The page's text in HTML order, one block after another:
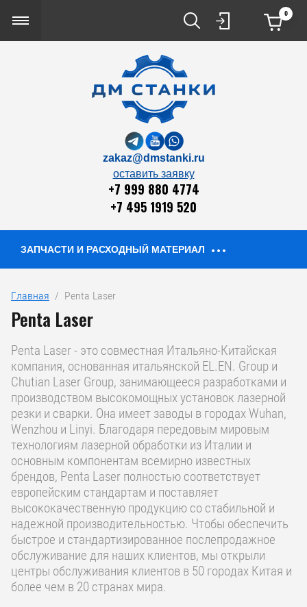
0
zakaz@dmstanki.ru
оставить заявку
+7 999 880 4774
+7 495 1919 520
ЗАПЧАСТИ И РАСХОДНЫЙ МАТЕРИАЛ
Главная
  /  Penta Laser
Penta Laser
Penta Laser - это совместная Итальяно-Китайская
компания, основанная итальянской EL.EN. Group и
Chutian Laser Group, занимающееся разработками и
производством высокомощных установок лазерной
резки и сварки. Она имеет заводы в городах Wuhan,
Wenzhou и Linyi. Благодаря передовым мировым
технологиям лазерной обработки из Италии и
основным компонентам всемирно известных
брендов, Penta Laser полностью соответствует
европейским стандартам и поставляет
высококачественную продукцию со стабильной и
надежной производительностью. Чтобы обеспечить
быстрое и стандартизированное послепродажное
обслуживание для наших клиентов, мы открыли
центры обслуживания клиентов в 50 городах Китая и
более чем в 20 странах мира.